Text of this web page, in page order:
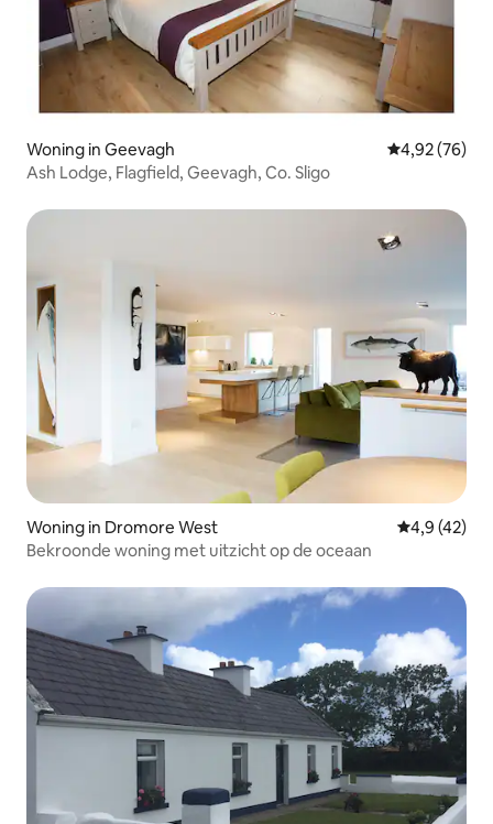
Woning in Geevagh Gemiddelde
4,92 (76)
Ash Lodge, Flagfield, Geevagh, Co. Sligo
Woning in Dromore West
4,9 (42)
Bekroonde woning met uitzicht op de oceaan